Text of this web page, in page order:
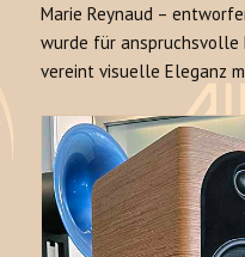
Marie Reynaud –
wurde für anspruchsvolle
vereint visuelle Eleganz